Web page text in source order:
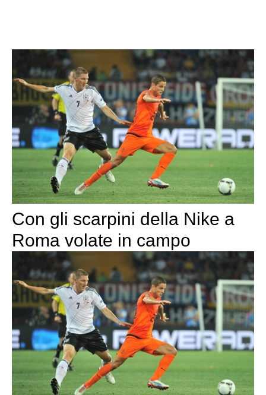
Con gli scarpini della Nike a
Roma volate in campo